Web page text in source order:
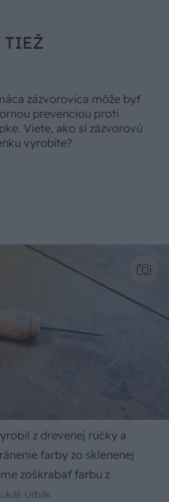
TIEŽ
zázvorovica môže byť
prevenciou proti
Viete, ako si zázvorovú
vyrobíte?
z drevenej rúčky a
farby zo sklenenej
zoškrabať farbu z
Urblík